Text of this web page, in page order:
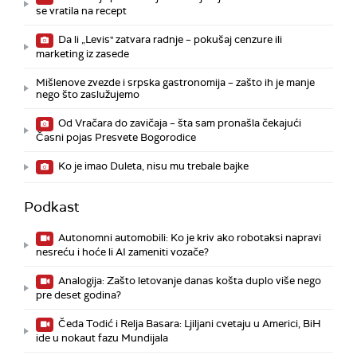
se vratila na recept
Da li „Levis" zatvara radnje – pokušaj cenzure ili
marketing iz zasede
Mišlenove zvezde i srpska gastronomija – zašto ih je manje
nego što zaslužujemo
Od Vračara do zavičaja – šta sam pronašla čekajući
Časni pojas Presvete Bogorodice
Ko je imao Duleta, nisu mu trebale bajke
Podkast
Autonomni automobili: Ko je kriv ako robotaksi napravi
nesreću i hoće li AI zameniti vozače?
Analogija: Zašto letovanje danas košta duplo više nego
pre deset godina?
Čeda Todić i Relja Basara: Ljiljani cvetaju u Americi, BiH
ide u nokaut fazu Mundijala